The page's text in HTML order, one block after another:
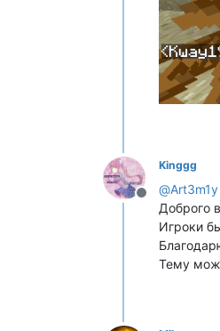
Не в сети
Kinggg
@Art3m1y
Доброго
Игроки
Тему